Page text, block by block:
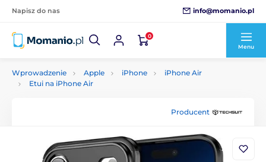
Napisz do nas info@momanio.pl
0
Menu
Wprowadzenie Apple iPhone
iPhone Air
Etui na iPhone Air
Producent